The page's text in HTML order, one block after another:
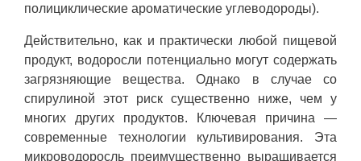
полициклические ароматические углеводороды).
Действительно, как и практически любой пищевой
продукт, водоросли потенциально могут содержать
загрязняющие вещества. Однако в случае со
спирулиной этот риск существенно ниже, чем у
многих других продуктов. Ключевая причина —
современные технологии культивирования. Эта
микроводоросль преимущественно выращивается